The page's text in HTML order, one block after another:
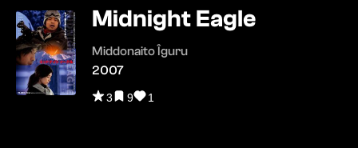
Midnight Eagle
Middonaito Îguru
2007
3 9 1